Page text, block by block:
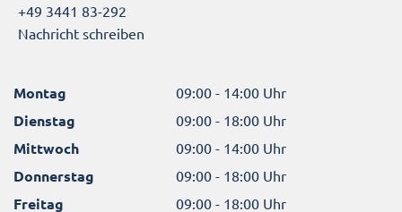
+49 3441 83-292
Nachricht schreiben
Montag 09:00 - 14:00 Uhr
Dienstag 09:00 - 18:00 Uhr
Mittwoch 09:00 - 14:00 Uhr
Donnerstag 09:00 - 18:00 Uhr
Freitag 09:00 - 18:00 Uhr